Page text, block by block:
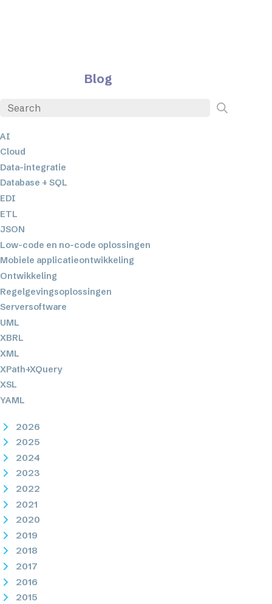
Blog
AI
Cloud
Data-integratie
Database + SQL
EDI
ETL
JSON
Low-code en no-code oplossingen
Mobiele applicatieontwikkeling
Ontwikkeling
Regelgevingsoplossingen
Serversoftware
UML
XBRL
XML
XPath+XQuery
XSL
YAML
2026
2025
2024
2023
2022
2021
2020
2019
2018
2017
2016
2015